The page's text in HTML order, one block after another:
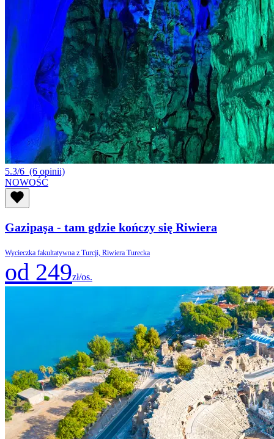
5.3/6 (6 opinii)
NOWOŚĆ
Gazipaşa - tam gdzie kończy się Riwiera
Wycieczka fakultatywna z Turcji, Riwiera Turecka
od 249zł/os.